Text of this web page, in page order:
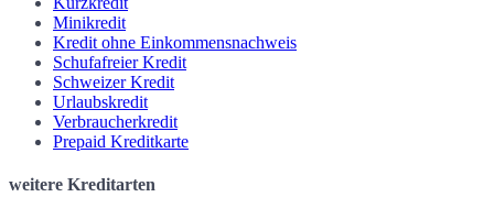
Minikredit
Kredit ohne Einkommensnachweis
Schufafreier Kredit
Schweizer Kredit
Urlaubskredit
Verbraucherkredit
Prepaid Kreditkarte
weitere Kreditarten